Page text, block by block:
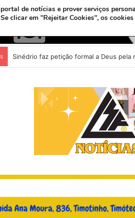
de notícias e prover serviços
clicar em "Rejeitar Cookies", os